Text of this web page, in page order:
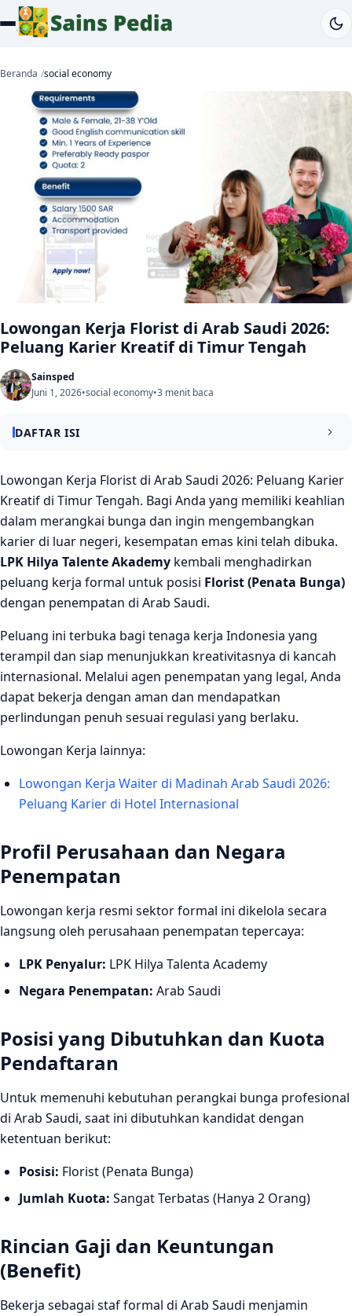
Beranda social economy
Lowongan Kerja Florist di Arab Saudi 2026:
Peluang Karier Kreatif di Timur Tengah
Sainsped
Juni 1, 2026•social economy•3 menit baca
DAFTAR ISI
Profil Perusahaan dan Negara Penempatan
Posisi yang Dibutuhkan dan Kuota Pendaftaran
Rincian Gaji dan Keuntungan (Benefit)
Syarat dan Kualifikasi Pelamar (Requirements)
Cara Mendaftar dan Mengajukan Lamaran
Lowongan Kerja Florist di Arab Saudi 2026: Peluang Karier
Kreatif di Timur Tengah. Bagi Anda yang memiliki keahlian
dalam merangkai bunga dan ingin mengembangkan
karier di luar negeri, kesempatan emas kini telah dibuka.
LPK Hilya Talente Akademy kembali menghadirkan
peluang kerja formal untuk posisi Florist (Penata Bunga)
dengan penempatan di Arab Saudi.
Peluang ini terbuka bagi tenaga kerja Indonesia yang
terampil dan siap menunjukkan kreativitasnya di kancah
internasional. Melalui agen penempatan yang legal, Anda
dapat bekerja dengan aman dan mendapatkan
perlindungan penuh sesuai regulasi yang berlaku.
Lowongan Kerja lainnya:
Lowongan Kerja Waiter di Madinah Arab Saudi 2026:
Peluang Karier di Hotel Internasional
Profil Perusahaan dan Negara
Penempatan
Lowongan kerja resmi sektor formal ini dikelola secara
langsung oleh perusahaan penempatan tepercaya:
LPK Penyalur: LPK Hilya Talenta Academy
Negara Penempatan: Arab Saudi
Posisi yang Dibutuhkan dan Kuota
Pendaftaran
Untuk memenuhi kebutuhan perangkai bunga profesional
di Arab Saudi, saat ini dibutuhkan kandidat dengan
ketentuan berikut:
Posisi: Florist (Penata Bunga)
Jumlah Kuota: Sangat Terbatas (Hanya 2 Orang)
Rincian Gaji dan Keuntungan
(Benefit)
Bekerja sebagai staf formal di Arab Saudi menjamin